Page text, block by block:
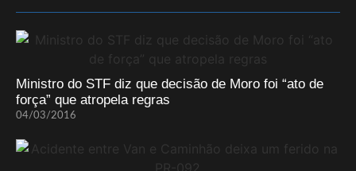
Ministro do STF diz que decisão de Moro foi “ato de
força” que atropela regras
04/03/2016